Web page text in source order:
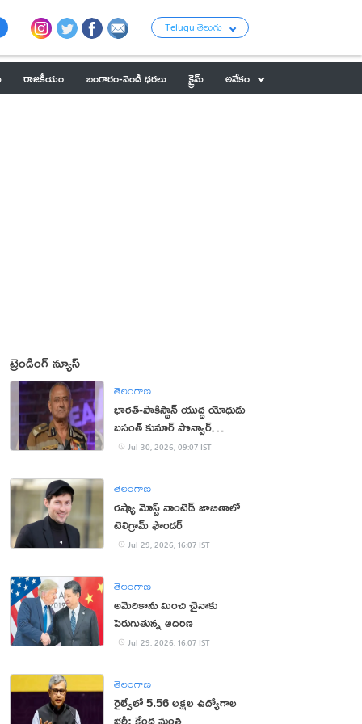
Telugu తెలుగు
రాజకీయం బంగారం-వెండి ధరలు క్రైమ్
అనేకం
ట్రెండింగ్ న్యూస్
తెలంగాణ
భార‌త్‌-పాకిస్థాన్ యుద్ధ యోధుడు
బ‌సంత్ కుమార్ పొన్వార్‌
క‌న్నుమూత‌
Jul 30, 2026, 09:07 IST
తెలంగాణ
రష్యా మోస్ట్ వాంటెడ్ జాబితాలో
టెలిగ్రామ్ ఫౌండర్
Jul 29, 2026, 16:07 IST
తెలంగాణ
అమెరికాను మించి చైనాకు
పెరుగుతున్న ఆదరణ
Jul 29, 2026, 16:07 IST
తెలంగాణ
రైల్వేలో 5.56 లక్షల ఉద్యోగాల